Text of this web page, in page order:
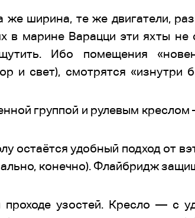
же ширина, те же двигатели,
марине Варацци эти яхты не
Ибо помещения
и свет), смотрятся «изнутри
группой и рулевым креслом
остаётся удобный подход от
конечно). Флайбридж
узостей. Кресло — с